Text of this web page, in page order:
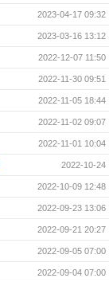
2023-04-17 09:32
2023-03-16 13:12
2022-12-07 11:50
2022-11-30 09:51
2022-11-05 18:44
2022-11-02 09:07
2022-11-01 10:04
2022-10-24
2022-10-09 12:48
2022-09-23 13:06
2022-09-21 20:27
2022-09-05 07:00
2022-09-04 07:00